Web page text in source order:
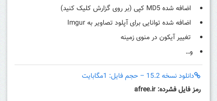
اضافه شده MD5 کپی (بر روی گزارش کلیک کنید)
اضافه شده توانایی برای آپلود تصاویر به Imgur
تغییر آیکون در منوی زمینه
و…
دانلود نسخه 15.2 – حجم فایل: 1مگابایت
رمز فایل فشرده: afree.ir